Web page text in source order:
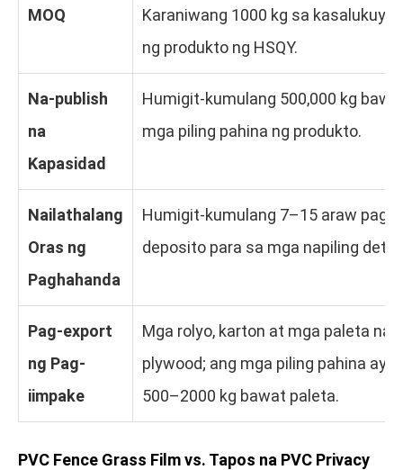
MOQ
Karaniwang 1000 kg sa
ng produkto ng HSQY.
Na-publish
na
Kapasidad
Humigit-kumulang 500,000 kg
mga piling pahina ng produkto.
Nailathalang
Oras ng
Paghahanda
Humigit-kumulang 7–15 araw
deposito para sa mga napiling
Pag-export
ng Pag-
iimpake
Mga rolyo, karton at mga paleta na
plywood; ang mga piling pahina ay
500–2000 kg bawat paleta.
PVC Fence Grass Film vs. Tapos na PVC Privacy